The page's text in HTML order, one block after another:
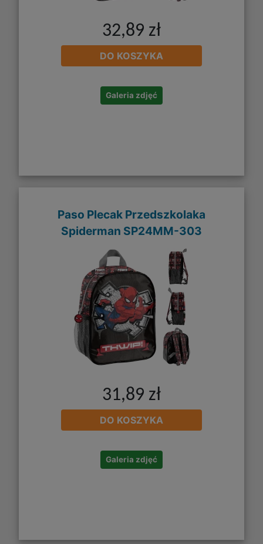
32,89 zł
DO KOSZYKA
Galeria zdjęć
Paso Plecak Przedszkolaka
Spiderman SP24MM-303
31,89 zł
DO KOSZYKA
Galeria zdjęć